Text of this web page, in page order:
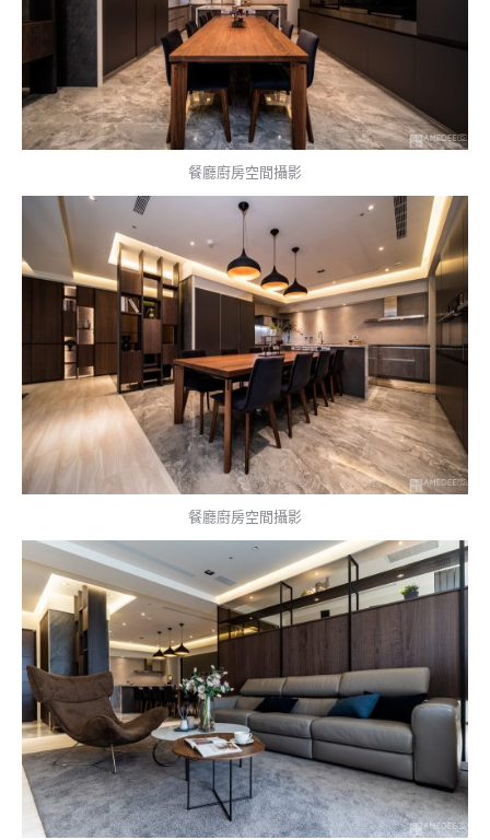
餐廳廚房空間攝影
餐廳廚房空間攝影